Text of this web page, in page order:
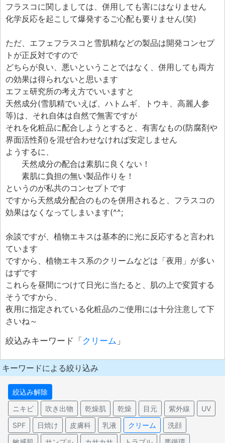
フラスコに関しましては、併用しても害にはなりません
化学反応を起こして爆発するご心配も要りません(笑)
ただ、エフェフラスコと雪肌精などの製品は開発コンセプ
トが正反対ですので
どちらが良い、悪いということではなく、併用しても両方
の効果は得られないと思います
エフェ研究所の考え方でいいますと
天然成分(雪肌精でいえば、ハトムギ、トウキ、高麗人参
等)は、それ自体は自然で無害ですが
それを化粧品に配合しようとすると、有害なもの(防腐剤や
界面活性剤)を混ぜ合わせなければ安定しません
ようするに、
天然成分の配合は素肌に良くない！
素肌に負担の無い製品作りを！
というのが私共のコンセプトです
ですから天然成分配合のものを併用されると、フラスコの
効果はなくなってしまいます(^^;
余談ですが、植物エキスは基本的に光に反応すると言われ
ています
ですから、植物エキス系のクリームなどは「夜用」が多い
はずです
これらを昼間につけて日光に当たると、肌の上で変質する
そうですから、
夜用に指定されている化粧品のご使用には十分注意して下
さいね～
絞込みキーワード「 クリーム 」
キーワードによる絞り込み
絞込み解除
ニキビ
吹き出物 乾燥肌 乾燥 目元 紫外線
UV
SPF
日焼け 皮膚科 乳液 クリーム
洗顔